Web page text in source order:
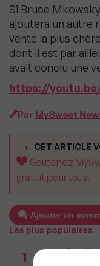
Si Bruce
ajoutera un autre
vente la plus
dont il est par
avait conclu une
https://
Par MySweet
CET ARTICLE
Soutenez
gratuit pour tous.
Ajouter un
Les plus populaires
1
Taxe